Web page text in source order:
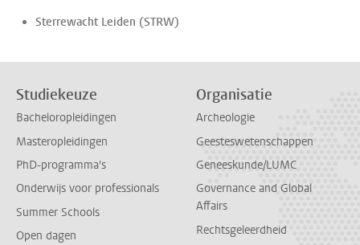
Sterrewacht Leiden (STRW)
Studiekeuze
Bacheloropleidingen
Masteropleidingen
PhD-programma's
Onderwijs voor professionals
Summer Schools
Open dagen
Organisatie
Archeologie
Geesteswetenschappen
Geneeskunde/LUMC
Governance and Global
Affairs
Rechtsgeleerdheid